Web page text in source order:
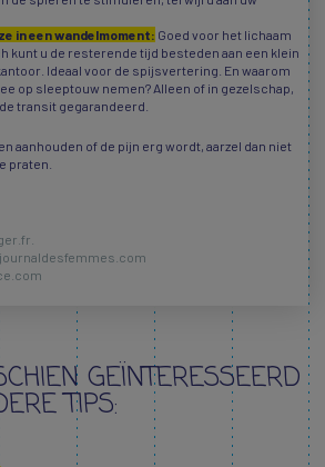
in een wandelmoment: Goed voor het lichaam
kunt u de resterende tijd besteden aan een klein
Ideaal voor de spijsvertering. En waarom
op sleeptouw nemen? Alleen of in gezelschap,
transit gegarandeerd.
aanhouden of de pijn erg wordt, aarzel dan niet
praten.
GEÏNTERESSEERD
TIPS: